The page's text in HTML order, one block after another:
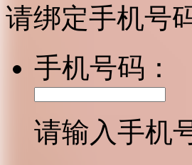
请绑定手机号
手机号码：
请输入手机